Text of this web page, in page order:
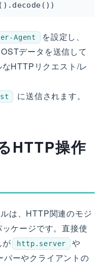
Agent を設定し、
データを送信して
HTTPリクエスト/レ
に送信されます。
HTTP操作
は、HTTP関連のモジ
ケージです。直接使
が
http.server や
バーやクライアントの